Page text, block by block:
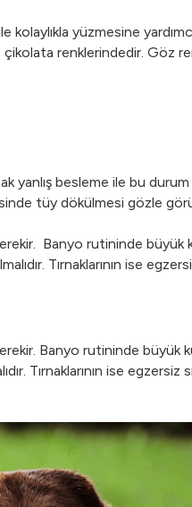
kolaylıkla yüzmesine
çikolata renklerindedir. Göz
yanlış besleme ile bu
tüy dökülmesi gözle
Banyo rutininde büyük
Tırnaklarının ise
Banyo rutininde büyük
Tırnaklarının ise egzersiz